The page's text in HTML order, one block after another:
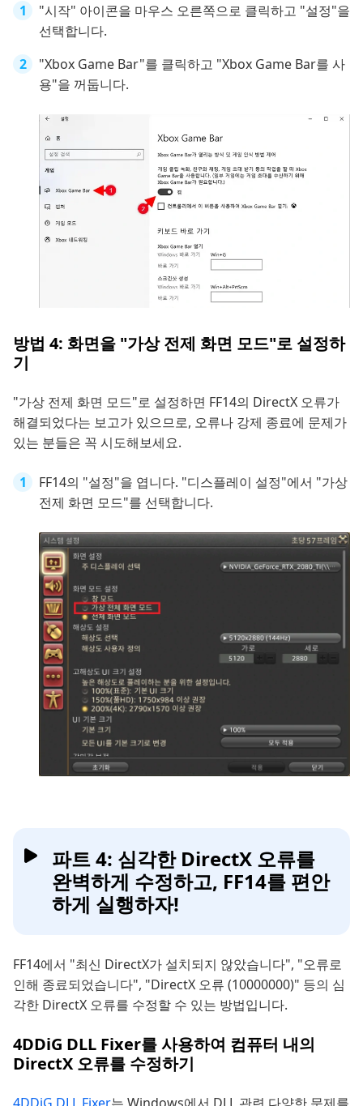
"시작" 아이콘을 마우스 오른쪽으로 클릭하고 "설정"을
선택합니다.
"Xbox Game Bar"를 클릭하고 "Xbox Game Bar를 사
용"을 꺼둡니다.
방법 4: 화면을 "가상 전제 화면 모드"로 설정하
기
"가상 전제 화면 모드"로 설정하면 FF14의 DirectX 오류가
해결되었다는 보고가 있으므로, 오류나 강제 종료에 문제가
있는 분들은 꼭 시도해보세요.
FF14의 "설정"을 엽니다. "디스플레이 설정"에서 "가상
전제 화면 모드"를 선택합니다.
파트 4: 심각한 DirectX 오류를
완벽하게 수정하고, FF14를 편안
하게 실행하자!
FF14에서 "최신 DirectX가 설치되지 않았습니다", "오류로
인해 종료되었습니다", "DirectX 오류 (10000000)" 등의 심
각한 DirectX 오류를 수정할 수 있는 방법입니다.
4DDiG DLL Fixer를 사용하여 컴퓨터 내의
DirectX 오류를 수정하기